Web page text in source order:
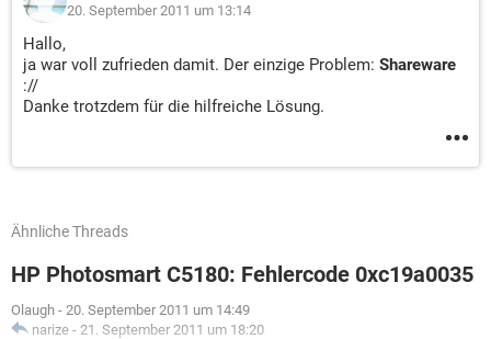
20. September 2011 um 13:14
Hallo,
ja war voll zufrieden damit. Der einzige Problem: Shareware
://
Danke trotzdem für die hilfreiche Lösung.
Ähnliche Threads
HP Photosmart C5180: Fehlercode 0xc19a0035
Olaugh - 20. September 2011 um 14:49
narize - 21. September 2011 um 18:20